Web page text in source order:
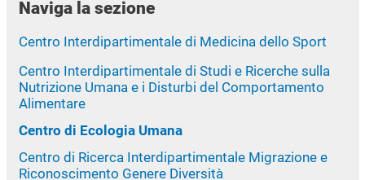
Naviga la sezione
Centro Interdipartimentale di Medicina dello Sport
Centro Interdipartimentale di Studi e Ricerche sulla
Nutrizione Umana e i Disturbi del Comportamento
Alimentare
Centro di Ecologia Umana
Centro di Ricerca Interdipartimentale Migrazione e
Riconoscimento Genere Diversità